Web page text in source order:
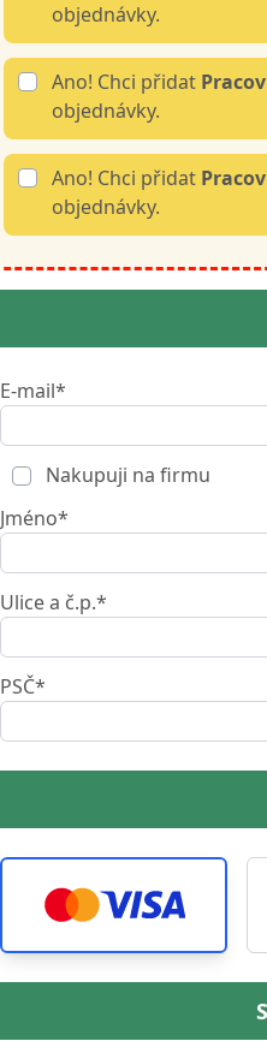
objednávky.
Ano! Chci přidat
objednávky.
Ano! Chci přidat
objednávky.
E-mail*
Nakupuji na firmu
Jméno*
Ulice a č.p.*
PSČ*